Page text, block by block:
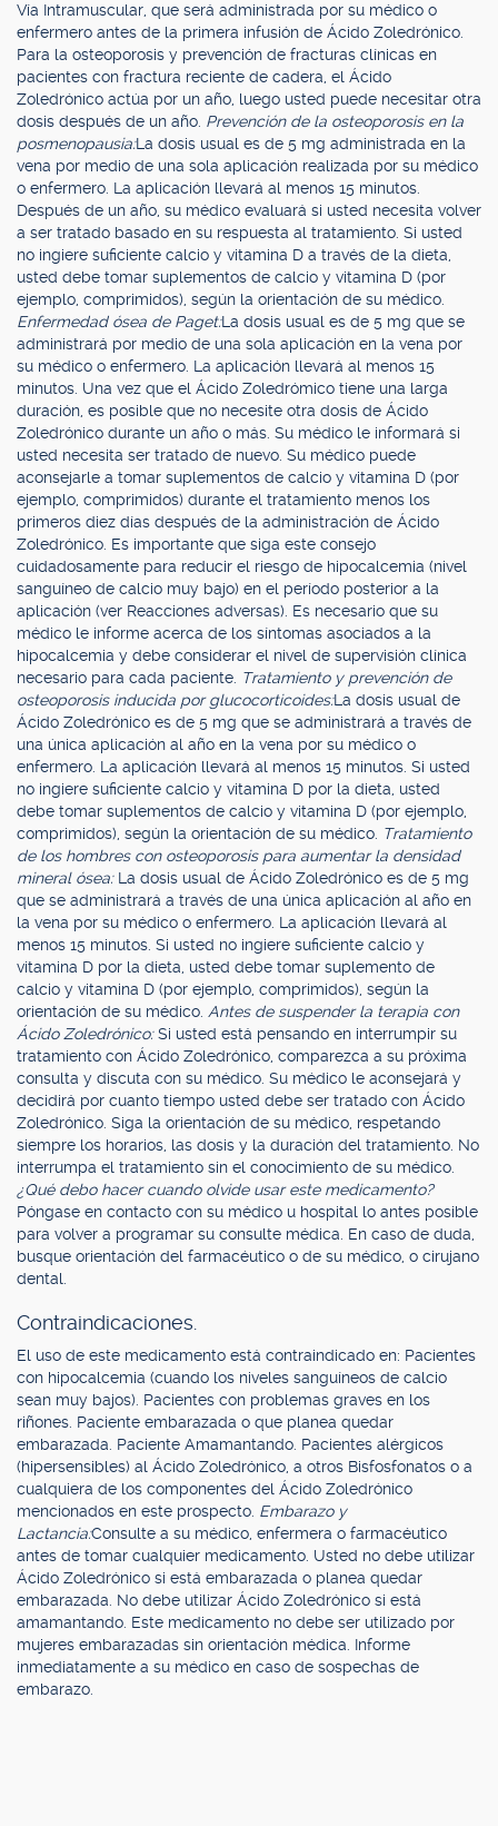
Vía Intramuscular, que será administrada por su médico o
enfermero antes de la primera infusión de Ácido Zoledrónico.
Para la osteoporosis y prevención de fracturas clínicas en
pacientes con fractura reciente de cadera, el Ácido
Zoledrónico actúa por un año, luego usted puede necesitar otra
dosis después de un año. Prevención de la osteoporosis en la
posmenopausia:La dosis usual es de 5 mg administrada en la
vena por medio de una sola aplicación realizada por su médico
o enfermero. La aplicación llevará al menos 15 minutos.
Después de un año, su médico evaluará si usted necesita volver
a ser tratado basado en su respuesta al tratamiento. Si usted
no ingiere suficiente calcio y vitamina D a través de la dieta,
usted debe tomar suplementos de calcio y vitamina D (por
ejemplo, comprimidos), según la orientación de su médico.
Enfermedad ósea de Paget:La dosis usual es de 5 mg que se
administrará por medio de una sola aplicación en la vena por
su médico o enfermero. La aplicación llevará al menos 15
minutos. Una vez que el Ácido Zoledrómico tiene una larga
duración, es posible que no necesite otra dosis de Ácido
Zoledrónico durante un año o más. Su médico le informará si
usted necesita ser tratado de nuevo. Su médico puede
aconsejarle a tomar suplementos de calcio y vitamina D (por
ejemplo, comprimidos) durante el tratamiento menos los
primeros diez días después de la administración de Ácido
Zoledrónico. Es importante que siga este consejo
cuidadosamente para reducir el riesgo de hipocalcemia (nivel
sanguíneo de calcio muy bajo) en el período posterior a la
aplicación (ver Reacciones adversas). Es necesario que su
médico le informe acerca de los síntomas asociados a la
hipocalcemia y debe considerar el nivel de supervisión clínica
necesario para cada paciente. Tratamiento y prevención de
osteoporosis inducida por glucocorticoides:La dosis usual de
Ácido Zoledrónico es de 5 mg que se administrará a través de
una única aplicación al año en la vena por su médico o
enfermero. La aplicación llevará al menos 15 minutos. Si usted
no ingiere suficiente calcio y vitamina D por la dieta, usted
debe tomar suplementos de calcio y vitamina D (por ejemplo,
comprimidos), según la orientación de su médico. Tratamiento
de los hombres con osteoporosis para aumentar la densidad
mineral ósea: La dosis usual de Ácido Zoledrónico es de 5 mg
que se administrará a través de una única aplicación al año en
la vena por su médico o enfermero. La aplicación llevará al
menos 15 minutos. Si usted no ingiere suficiente calcio y
vitamina D por la dieta, usted debe tomar suplemento de
calcio y vitamina D (por ejemplo, comprimidos), según la
orientación de su médico. Antes de suspender la terapia con
Ácido Zoledrónico:Si usted está pensando en interrumpir su
tratamiento con Ácido Zoledrónico, comparezca a su próxima
consulta y discuta con su médico. Su médico le aconsejará y
decidirá por cuanto tiempo usted debe ser tratado con Ácido
Zoledrónico. Siga la orientación de su médico, respetando
siempre los horarios, las dosis y la duración del tratamiento. No
interrumpa el tratamiento sin el conocimiento de su médico.
¿Qué debo hacer cuando olvide usar este medicamento?
Póngase en contacto con su médico u hospital lo antes posible
para volver a programar su consulte médica. En caso de duda,
busque orientación del farmacéutico o de su médico, o cirujano
dental.
Contraindicaciones.
El uso de este medicamento está contraindicado en: Pacientes
con hipocalcemia (cuando los niveles sanguíneos de calcio
sean muy bajos). Pacientes con problemas graves en los
riñones. Paciente embarazada o que planea quedar
embarazada. Paciente Amamantando. Pacientes alérgicos
(hipersensibles) al Ácido Zoledrónico, a otros Bisfosfonatos o a
cualquiera de los componentes del Ácido Zoledrónico
mencionados en este prospecto. Embarazo y
Lactancia:Consulte a su médico, enfermera o farmacéutico
antes de tomar cualquier medicamento. Usted no debe utilizar
Ácido Zoledrónico si está embarazada o planea quedar
embarazada. No debe utilizar Ácido Zoledrónico si está
amamantando. Este medicamento no debe ser utilizado por
mujeres embarazadas sin orientación médica. Informe
inmediatamente a su médico en caso de sospechas de
embarazo.